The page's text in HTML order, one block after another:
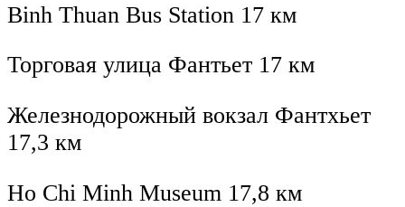
Binh Thuan Bus Station 17 км
Торговая улица Фантьет 17 км
Железнодорожный вокзал Фантхьет
17,3 км
Ho Chi Minh Museum 17,8 км